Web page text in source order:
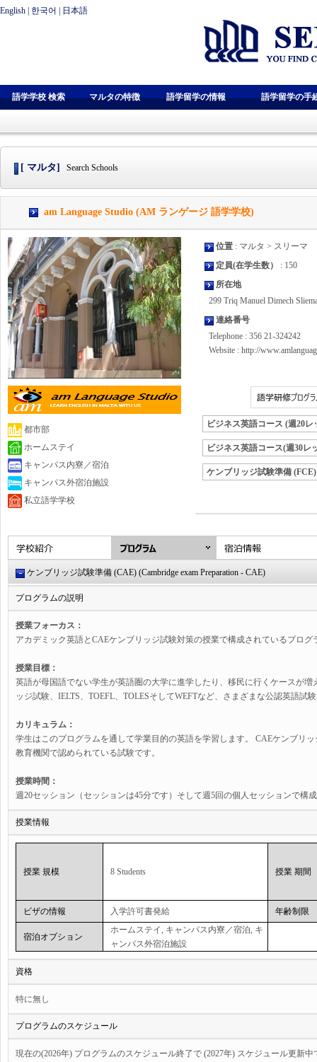
English 한국어 日本語
語学学校 検索 マルタの特徴 語学留学の情報 語学留学の手
[ マルタ] Search Schools
am Language Studio (AM ランゲージ 語学学校)
都市部
ホームステイ
キャンパス内寮／宿泊
キャンパス外宿泊施設
私立語学学校
位置 : マルタ > スリーマ
定員(在学生数）
: 150
所在地
299 Triq Manuel Dimech
連絡番号
Telephone : 356 21-324242
Website : http://
ビジネス英語コース (週20レ
ビジネス英語コース(週30レ
ケンブリッジ試験準備 (FCE)
ケンブリッジ試験準備 (CAE) (Cambridge exam Preparation - CAE)
プログラムの説明
授業フォーカス：
アカデミック英語とCAEケンブリッジ試験対策の授業で構成されているプログ
授業目標：
英語が母国語でない学生が英語圏の大学に進学したり、移民に行くケースが
ッジ試験、IELTS、TOEFL、TOLESそしてWEFTなど、さまざまな公認英語試
カリキュラム：
学生はこのプログラムを通して学業目的の英語を学習します。 CAEケンブリ
教育機関で認められている試験です。
授業時間：
週20セッション（セッションは45分です）そして週5回の個人セッションで構
授業情報
授業 規模 8 Students 授業 期間
ビザの情報 入学許可書発給 年齢制限
宿泊オプション
ホームステイ, キャンパス内寮／宿泊, キ
ャンパス外宿泊施設
資格
特に無し
プログラムのスケジュール
現在の(2026年) プログラムのスケジュール終了で (2027年) スケジュール更新中